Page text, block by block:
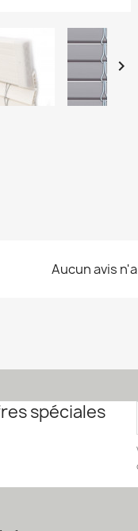

Aucun avis
spéciales